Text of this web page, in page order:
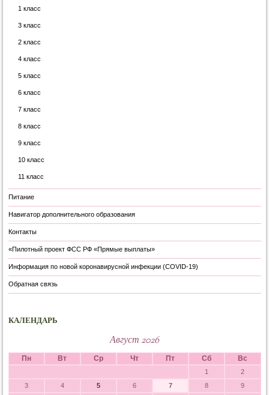
1 класс
3 класс
2 класс
4 класс
5 класс
6 класс
7 класс
8 класс
9 класс
10 класс
11 класс
Питание
Навигатор дополнительного образования
Контакты
«Пилотный проект ФСС РФ «Прямые выплаты»
Информация по новой коронавирусной инфекции (COVID-19)
Обратная связь
КАЛЕНДАРЬ
Август 2026
Пн Вт Ср Чт Пт Сб Вс
1
2
3
4 5 6 7 8
9